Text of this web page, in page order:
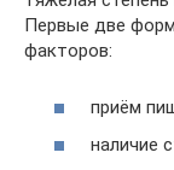
Первые две
факторов:
приём
наличие